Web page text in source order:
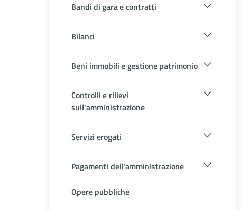
Bandi di gara e contratti
Bilanci
Beni immobili e gestione patrimonio
Controlli e rilievi
sull'amministrazione
Servizi erogati
Pagamenti dell'amministrazione
Opere pubbliche